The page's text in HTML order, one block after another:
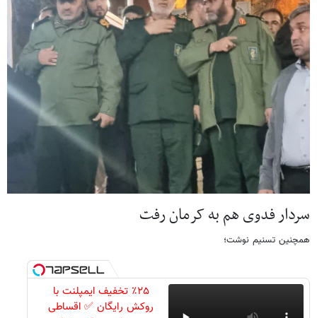
سردار فدوی هم به کرمان رفت
همچنین تسنیم نوشت؛
٪۲۵ تخفیف ایمپلنت با
روکش رایگان ✅ اقساطی